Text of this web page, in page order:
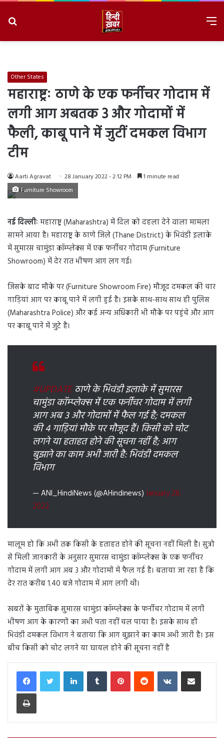
Other States
महाराष्ट्रः ठाणे के एक फर्नीचर गोदाम में
लगी आग अबतक 3 और गोदामों में
फैली, काबू पाने में जुटीं दमकल विभाग
टीम
Aarti Agravat 28 January 2022 - 2:12 PM 1 minute read
Furniture Showroom
नई दिल्लीः महाराष्ट्र (Maharashtra) में दिल को दहला देने वाला मामला
सामने आया है। महाराष्ट्र के ठाणे जिले (Thane District) के भिवंडी इलाके
में सुमारस चामुंडा कॉम्प्लेक्स में एक फर्नीचर गोदाम (Furniture
Showroom) में देर रात भीषण आग लग गई।
जिसके बाद मौके पर (Furniture Showroom Fire) मौजूद दमकल की चार
गाड़ियां आग पर काबू पाने में लगी हुई है। इसके साथ-साथ साथ ही पुलिस
(Maharashtra Police) और कई अन्य अधिकारी भी मौके पर पहुंचे और आग
पर काबू पाने में जुटे है।
#UPDATEठाणे के भिवंडी इलाके में सुमारस
चामुंडा कॉम्प्लेक्स में एक फर्नीचर गोदाम में लगी
आग अब 3 और गोदामों में फैल गई है; दमकल
की 4 गाड़ियां मौके पर मौजूद हैं। किसी को चोट
लगने या हताहत होने की सूचना नहीं है; आग
बुझाने का काम अभी जारी है: भिवंडी दमकल
विभाग
— ANI_HindiNews (@AHindinews) January 28,
2022
मालूम हो कि अभी तक किसी के हताहत होने की सूचना नहीं मिली है। सुत्रो
से मिली जानकारी के अनुसार सुमारस चामुंडा कॉम्प्लेक्स के एक फर्नीचर
गोदाम में लगी आग अब 3 और गोदामों में फैल गई है। बताया जा रहा है कि
देर रात करीब 1.40 बजे गोदाम में आग लगी थी।
खबरों के मुताबिक सुमारस चामुंडा कॉम्प्लेक्स के फर्नीचर गोदाम में लगी
भीषण आग के कारणों का अभी पता नहीं चल पाया है। इसके साथ ही
भिवंडी दमकल विभाग ने बताया कि आग बुझाने का काम अभी जारी है। इस
बीच किसी को चोट लगने या घायल होने की सूचना नहीं है
LinkedInTumblr PinterestReddit VKontakteShare via Email
Print